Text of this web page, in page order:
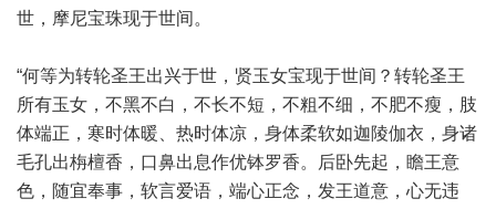
世，摩尼宝珠现于世间。
“何等为转轮圣王出兴于世，贤玉女宝现于世间？转轮圣王
所有玉女，不黑不白，不长不短，不粗不细，不肥不瘦，肢
体端正，寒时体暖、热时体凉，身体柔软如迦陵伽衣，身诸
毛孔出栴檀香，口鼻出息作优钵罗香。后卧先起，瞻王意
色，随宜奉事，软言爱语，端心正念，发王道意，心无违